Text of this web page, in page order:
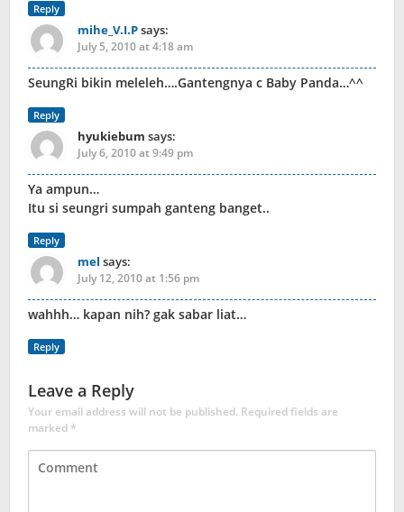
Reply
mihe_V.I.Psays:
July 5, 2010 at 4:18 am
SeungRi bikin meleleh….Gantengnya c Baby Panda…^^
Reply
hyukiebum says:
July 6, 2010 at 9:49 pm
Ya ampun…
Itu si seungri sumpah ganteng banget..
Reply
mel says:
July 12, 2010 at 1:56 pm
wahhh… kapan nih? gak sabar liat…
Reply
Leave a Reply
Your email address will not be published. Required fields are
marked*